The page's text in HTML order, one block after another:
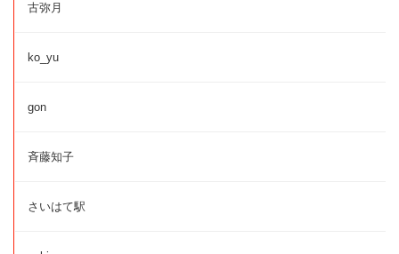
古弥月
ko_yu
gon
斉藤知子
さいはて駅